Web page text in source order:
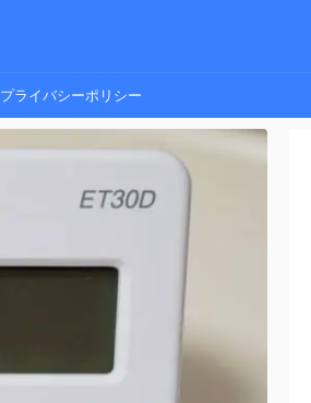
プライバシーポリシー